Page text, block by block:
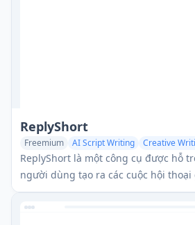
ReplyShort
Freemium AI Script Writing
Creative
AI Social Media Assistant
ReplyShort là một công cụ được hỗ
người dùng tạo ra các cuộc hội
dung mạng xã hội trên các nền tảng
Instagram và YouTube.